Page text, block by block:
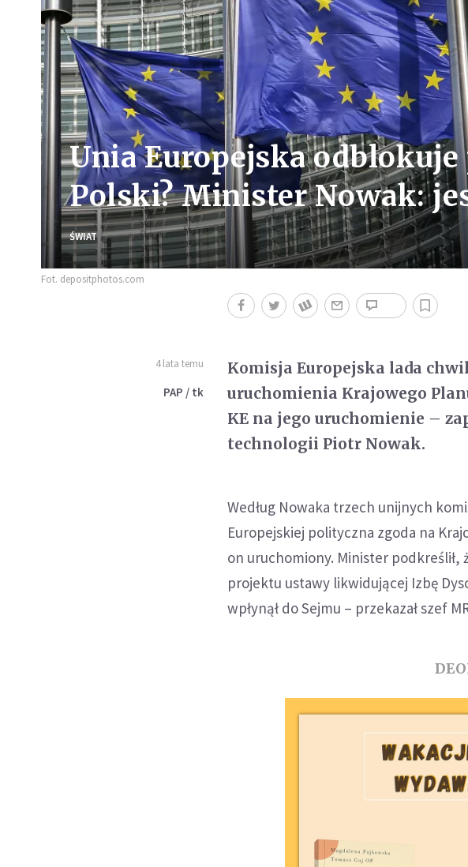
Unia Europejska
Polski? Minister Nowak:
ŚWIAT
Fot. depositphotos.com
4 lata temu
PAP / tk
Komisja Europejska lada
uruchomienia Krajowego
KE na jego uruchomienie –
technologii Piotr Nowak.
Według Nowaka trzech unijnych
Europejskiej polityczna zgoda na
on uruchomiony. Minister podkreślił,
projektu ustawy likwidującej Izbę
wpłynął do Sejmu – przekazał szef